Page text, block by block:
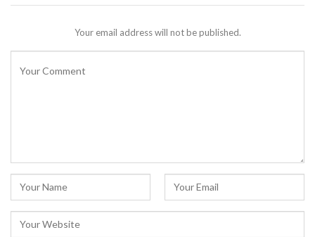
Your email address will not be published.